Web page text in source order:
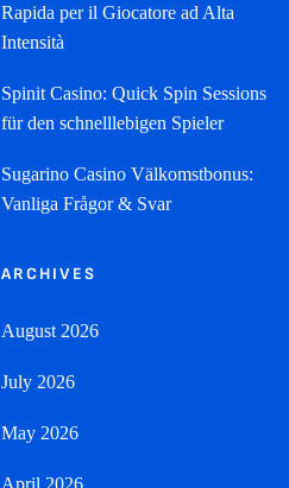
Rapida per il Giocatore ad Alta
Intensità
Spinit Casino: Quick Spin Sessions
für den schnelllebigen Spieler
Sugarino Casino Välkomstbonus:
Vanliga Frågor & Svar
ARCHIVES
August 2026
July 2026
May 2026
April 2026